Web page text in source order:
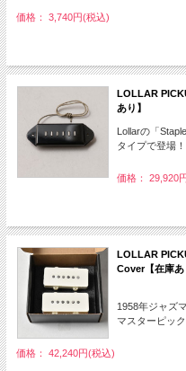
価格： 3,740円(税込)
LOLLAR
あり】
Lollarの「
タイプで登場！
価格： 29,920
LOLLAR
Cover【在庫あ
1958年ジャズ
マスターピッ
価格： 42,240円(税込)